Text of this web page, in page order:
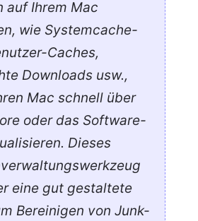
auf Ihrem Mac
wie Systemcache-
Caches,
Downloads usw.,
Mac schnell über
oder das Software-
Dieses
eine gut gestaltete
Bereinigen von Junk-